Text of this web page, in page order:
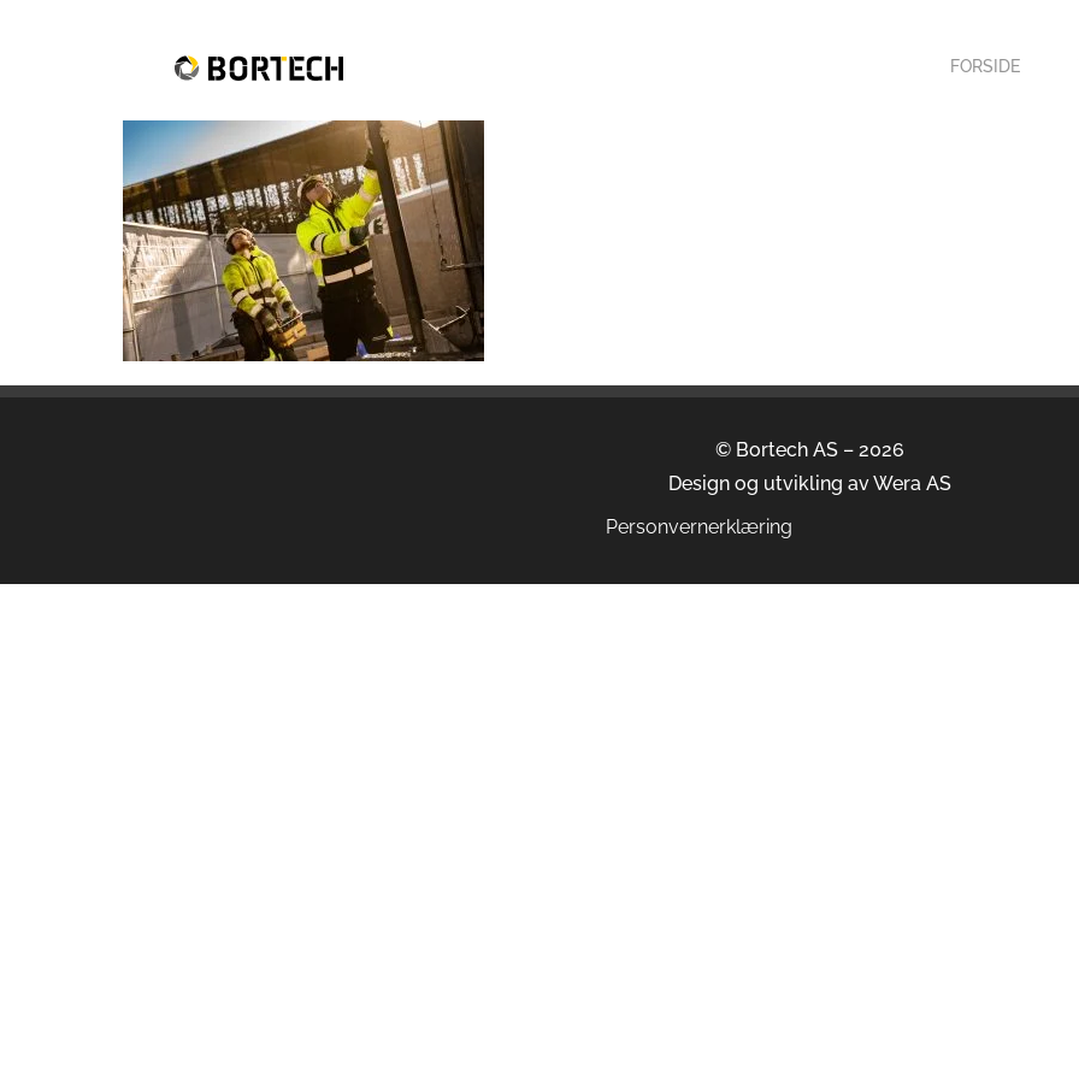
FORSIDE
© Bortech AS – 2026
Design og utvikling avWera AS
Personvernerklæring